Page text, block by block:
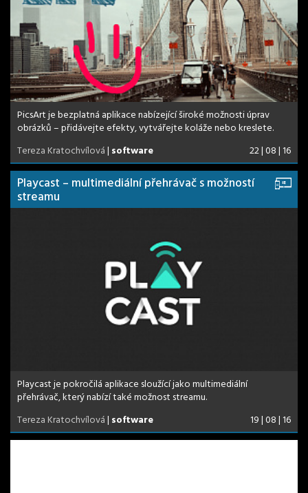
PicsArt je bezplatná aplikace nabízející široké možnosti úprav
obrázků – přidávejte efekty, vytvářejte koláže nebo kreslete.
Tereza Kratochvílová| software 22 | 08 | 16
Playcast – multimediální přehrávač s možností
streamu
Playcast je pokročilá aplikace sloužící jako multimediální
přehrávač, který nabízí také možnost streamu.
Tereza Kratochvílová| software 19 | 08 | 16